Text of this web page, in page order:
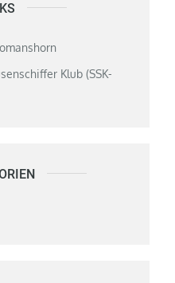
Klub (SSK-